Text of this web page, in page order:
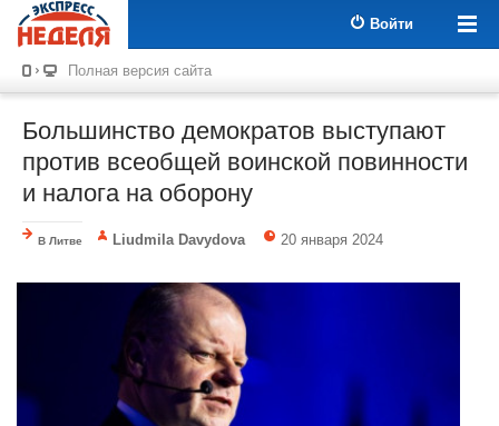
Войти
Полная версия сайта
Большинство демократов выступают
против всеобщей воинской повинности
и налога на оборону
В Литве Liudmila Davydova 20 января 2024